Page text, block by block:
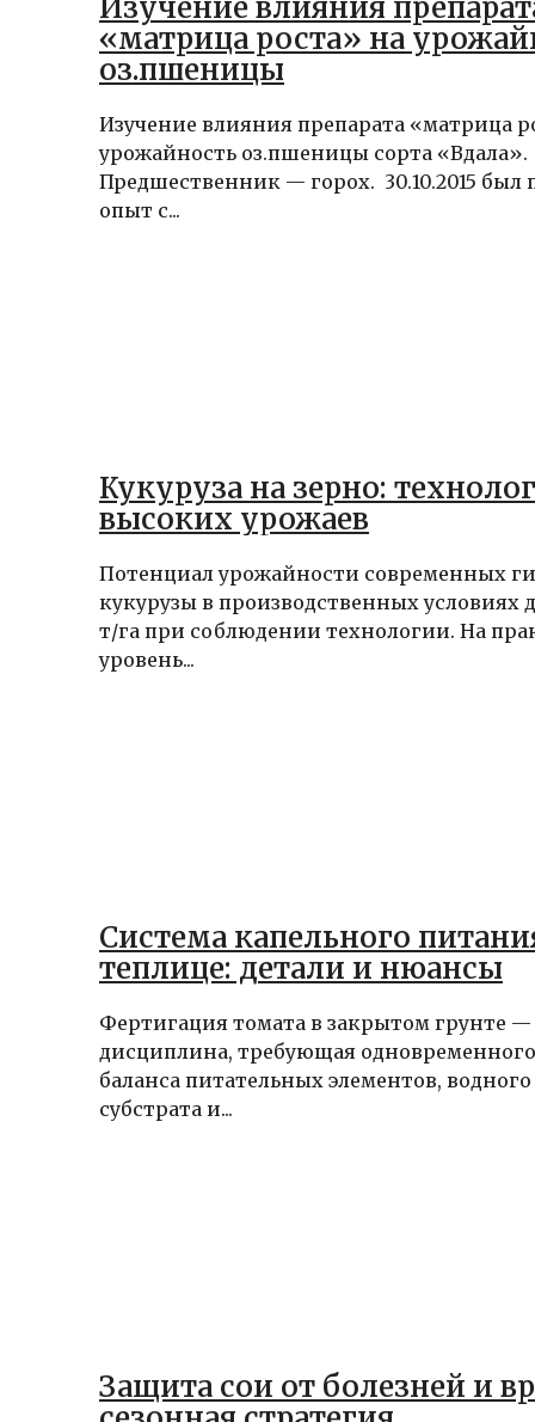
Изучение влияния
«матрица роста» на
оз.пшеницы
Изучение влияния препарата «матрица
урожайность оз.пшеницы сорта «Вдала».
Предшественник — горох. 30.10.2015 был
опыт с...
Кукуруза на зерно:
высоких урожаев
Потенциал урожайности современных
кукурузы в производственных условиях
т/га при соблюдении технологии. На
уровень...
Система капельного
теплице: детали и нюансы
Фертигация томата в закрытом грунте
дисциплина, требующая
баланса питательных элементов, водного
субстрата и...
Защита сои от болезней и